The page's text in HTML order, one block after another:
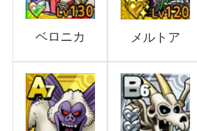
ベロニカ メルトア